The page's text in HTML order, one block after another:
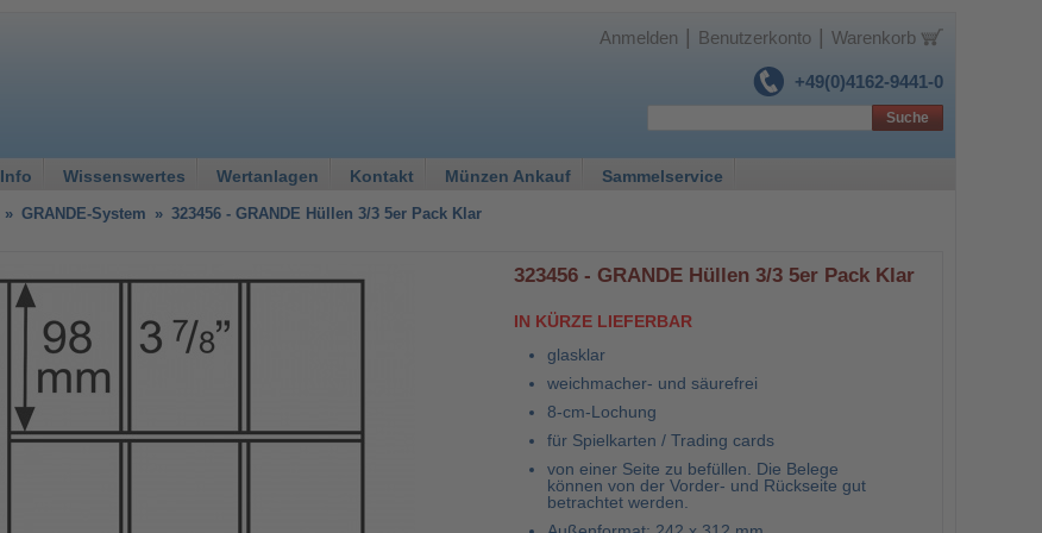
+49(0)4162-9441-0
Anmelden Benutzerkonto Warenkorb
Info Wissenswertes Wertanlagen Kontakt Münzen Ankauf Sammelservice
Suche
» GRANDE-System » 323456 - GRANDE Hüllen 3/3 5er Pack Klar
323456 - GRANDE Hüllen 3/3 5er Pack Klar
IN KÜRZE LIEFERBAR
glasklar
weichmacher- und säurefrei
8-cm-Lochung
für Spielkarten / Trading cards
von einer Seite zu befüllen. Die Belege
können von der Vorder- und Rückseite gut
betrachtet werden.